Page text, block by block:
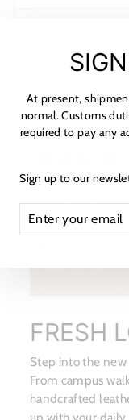
FRESH
Step into the
From campus
handcrafted
At present,
normal. Customs
required to pay any
Sign up to our
YOUR
EMAIL